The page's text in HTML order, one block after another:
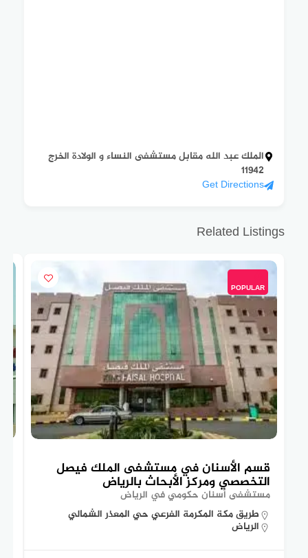
الملك عبد الله مقابل مستشفى النساء و الولادة الخرج
11942
Get Directions
Related Listings
POPULAR
قسم الأسنان في مستشفى الملك فيصل
التخصصي ومركز الأبحاث بالرياض
مستشفى أسنان حكومي في الرياض
طريق مكة المكرمة الفرعي حي المعذر الشمالي
الرياض